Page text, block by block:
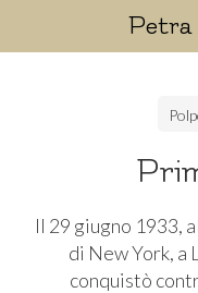
Petra
Il 29 giugno 1933,
di New York, a
conquistò